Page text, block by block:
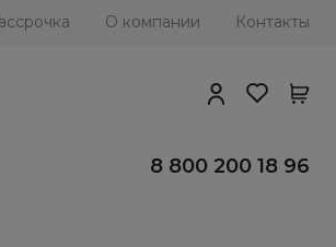
О компании Контакты
8 800 200 18 96